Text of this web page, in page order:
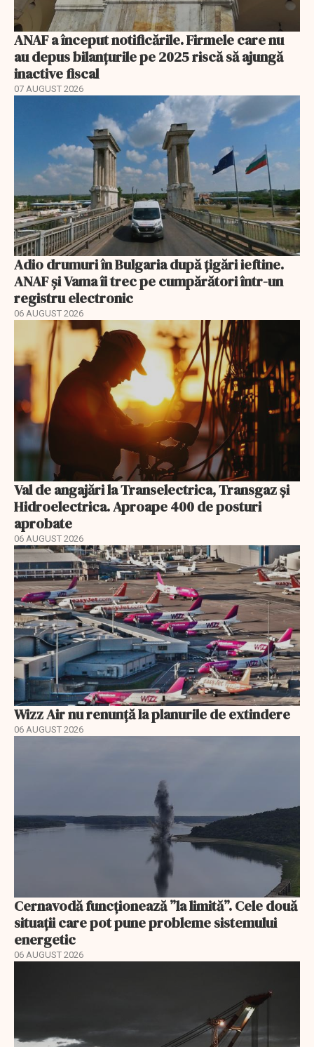
ANAF a început notificările. Firmele care nu
au depus bilanțurile pe 2025 riscă să ajungă
inactive fiscal
07 AUGUST 2026
Adio drumuri în Bulgaria după țigări ieftine.
ANAF și Vama îi trec pe cumpărători într-un
registru electronic
06 AUGUST 2026
Val de angajări la Transelectrica, Transgaz și
Hidroelectrica. Aproape 400 de posturi
aprobate
06 AUGUST 2026
Wizz Air nu renunță la planurile de extindere
06 AUGUST 2026
Cernavodă funcționează ”la limită”. Cele două
situații care pot pune probleme sistemului
energetic
06 AUGUST 2026